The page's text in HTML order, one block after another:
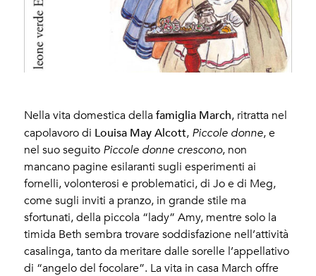
Nella vita domestica dellafamiglia March, ritratta nel
capolavoro di Louisa May Alcott, Piccole donne, e
nel suo seguito Piccole donne crescono, non
mancano pagine esilaranti sugli esperimenti ai
fornelli, volonterosi e problematici, di Jo e di Meg,
come sugli inviti a pranzo, in grande stile ma
sfortunati, della piccola “lady” Amy, mentre solo la
timida Beth sembra trovare soddisfazione nell’attività
casalinga, tanto da meritare dalle sorelle l’appellativo
di “angelo del focolare”. La vita in casa March offre